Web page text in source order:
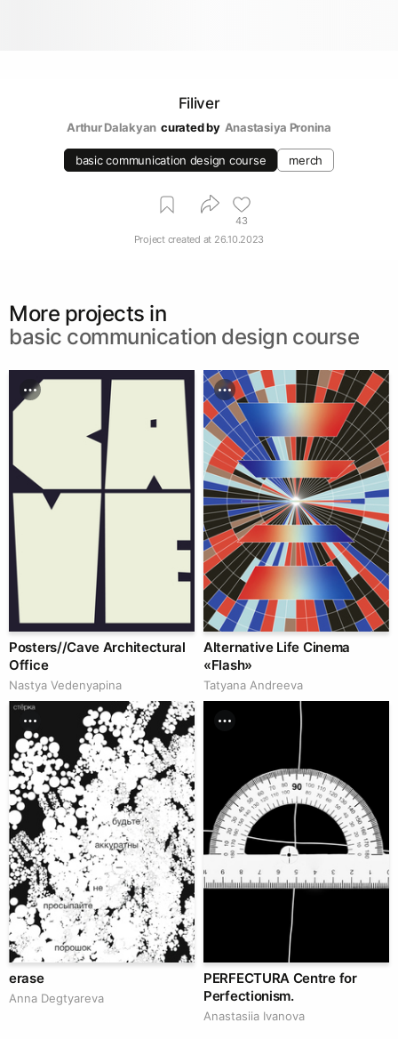
Filiver
Arthur Dalakyan curated by Anastasiya Pronina
basic communication design course merch
43
Project created at 26.10.2023
More projects in
basic communication design course
Posters//Cave Architectural
Office
Nastya Vedenyapina
Alternative Life Cinema
«Flash»
Tatyana Andreeva
erase
Anna Degtyareva
PERFECTURA Centre for
Perfectionism.
Anastasiia Ivanova